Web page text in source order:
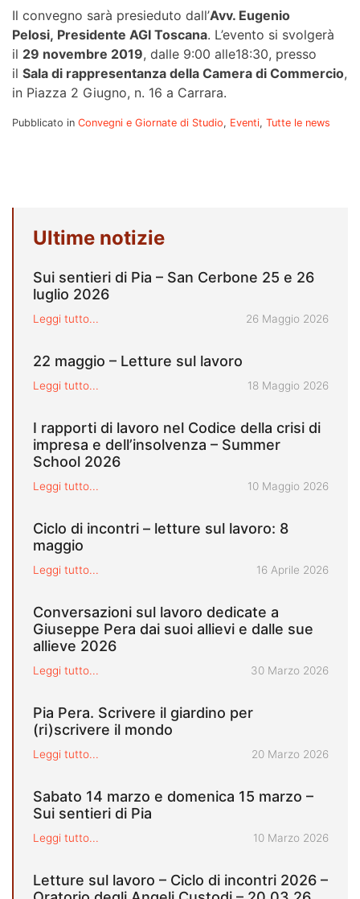
Il convegno sarà presieduto dall’Avv. Eugenio
Pelosi, Presidente AGI Toscana. L’evento si svolgerà
il 29 novembre 2019, dalle 9:00 alle18:30, presso
il Sala di rappresentanza della Camera di Commercio,
in Piazza 2 Giugno, n. 16 a Carrara.
Pubblicato in Convegni e Giornate di Studio, Eventi, Tutte le news
Ultime notizie
Sui sentieri di Pia – San Cerbone 25 e 26
luglio 2026
Leggi tutto... Pubblicato il
26 Maggio 2026
22 maggio – Letture sul lavoro
Leggi tutto... Pubblicato il
18 Maggio 2026
I rapporti di lavoro nel Codice della crisi di
impresa e dell’insolvenza – Summer
School 2026
Leggi tutto... Pubblicato il
10 Maggio 2026
Ciclo di incontri – letture sul lavoro: 8
maggio
Leggi tutto... Pubblicato il
16 Aprile 2026
Conversazioni sul lavoro dedicate a
Giuseppe Pera dai suoi allievi e dalle sue
allieve 2026
Leggi tutto... Pubblicato il
30 Marzo 2026
Pia Pera. Scrivere il giardino per
(ri)scrivere il mondo
Leggi tutto... Pubblicato il
20 Marzo 2026
Sabato 14 marzo e domenica 15 marzo –
Sui sentieri di Pia
Leggi tutto... Pubblicato il
10 Marzo 2026
Letture sul lavoro – Ciclo di incontri 2026 –